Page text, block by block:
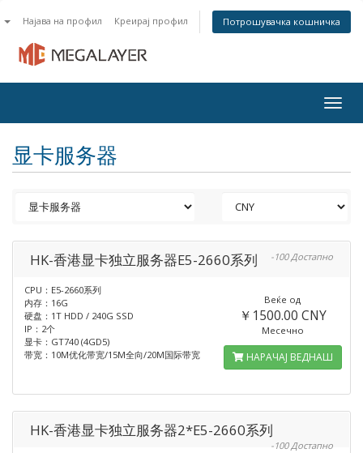
Најава на профил Креирај профил Потрошувачка кошничка
显卡服务器
HK-香港显卡独立服务器E5-2660系列 -100 Достапно
CPU：E5-2660系列
内存：16G
硬盘：1T HDD / 240G SSD
IP：2个
显卡：GT740 (4GD5)
带宽：10M优化带宽/15M全向/20M国际带宽
Веќе од
￥1500.00 CNY
Месечно
НАРАЧАЈ ВЕДНАШ
HK-香港显卡独立服务器2*E5-2660系列
-100 Достапно